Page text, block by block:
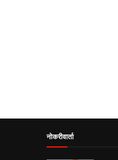
नोकरीवार्ता